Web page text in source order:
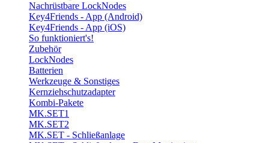
Nachrüstbare LockNodes
Key4Friends - App (Android)
Key4Friends - App (iOS)
So funktioniert's!
Zubehör
LockNodes
Batterien
Werkzeuge & Sonstiges
Kernziehschutzadapter
Kombi-Pakete
MK.SET1
MK.SET2
MK.SET - Schließanlage